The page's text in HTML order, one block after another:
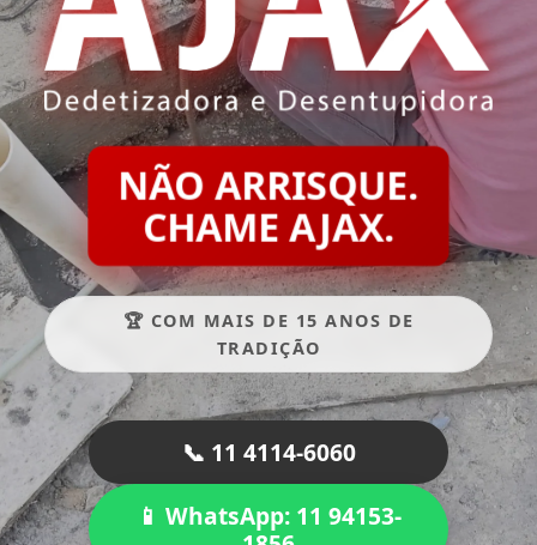
NÃO ARRISQUE.
CHAME AJAX.
🏆 COM MAIS DE 15 ANOS DE
TRADIÇÃO
📞 11 4114-6060
📱 WhatsApp: 11 94153-